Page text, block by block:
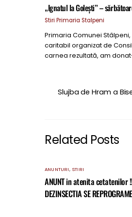
„Ignatul la Golești” –
Stiri Primaria Stalpeni
Primaria Comunei
caritabil organizat de
carnea rezultată, am
Slujba de Hram a
Related Posts
ANUNTURI, STIRI
ANUNT in atenita cetatenilor
DEZINSECTIA SE